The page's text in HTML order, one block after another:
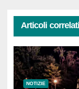
Articoli correlati
NOTIZIE